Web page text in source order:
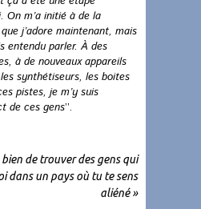
On m’a initié à de la
j’adore maintenant, mais
entendu parler. À des
à de nouveaux appareils
synthétiseurs, les boites
pistes, je m’y suis
de ces gens’’.
de trouver des gens qui
dans un pays où tu te sens
aliéné »